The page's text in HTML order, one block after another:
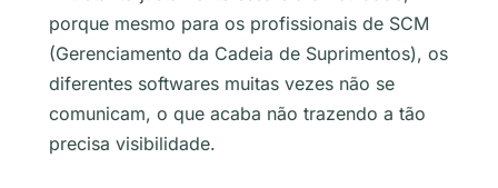
porque mesmo para os profissionais de SCM
(Gerenciamento da Cadeia de Suprimentos), os
diferentes softwares muitas vezes não se
comunicam, o que acaba não trazendo a tão
precisa visibilidade.